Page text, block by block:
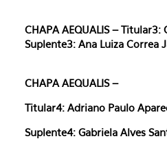
CHAPA AEQUALIS –
Suplente3: Ana Luiza Correa
CHAPA AEQUALIS –
Titular4: Adriano Paulo
Suplente4: Gabriela Alves